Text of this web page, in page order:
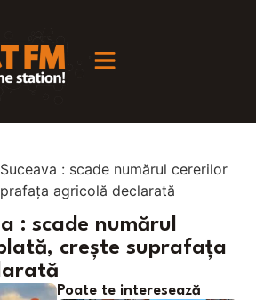
: scade numărul cererilor
agricolă declarată
: scade numărul
crește suprafața
Poate te interesează